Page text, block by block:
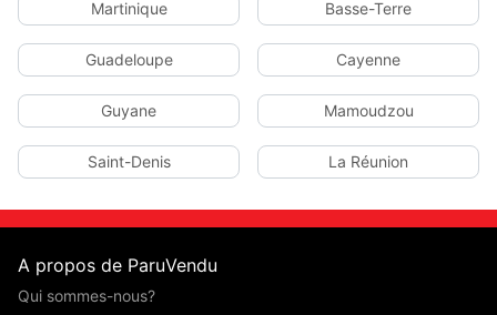
Martinique Basse-Terre
Guadeloupe Cayenne
Guyane Mamoudzou
Saint-Denis La Réunion
A propos de ParuVendu
Qui sommes-nous?